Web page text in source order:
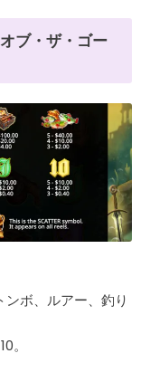
ブ・ザ・ゴー
ボ、ルアー、釣り
。